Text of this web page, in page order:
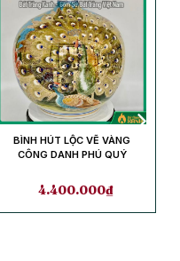
BÌNH HÚT LỘC VẼ VÀNG
CÔNG DANH PHÚ QUÝ
4.400.000₫